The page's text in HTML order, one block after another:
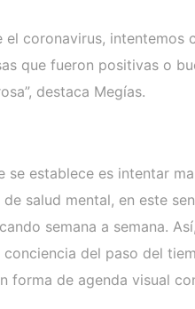
coronavirus,
que fueron positivas o
destaca Megías.
establece es intentar
salud mental, en este
semana a semana.
del paso del
forma de agenda visual